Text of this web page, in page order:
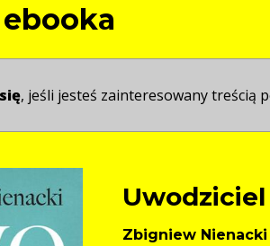
ebooka
, jeśli jesteś zainteresowany treścią
Uwodziciel
Zbigniew Nienacki